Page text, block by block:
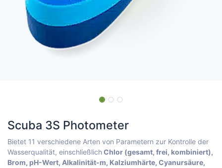
Scuba 3S Photometer
Bietet 11 verschiedene Arten von Parametern zur Kontrolle der
Wasserqualität, einschließlichChlor (gesamt, frei, kombiniert),
Brom, pH-Wert, Alkalinität-m, Kalziumhärte, Cyanursäure,